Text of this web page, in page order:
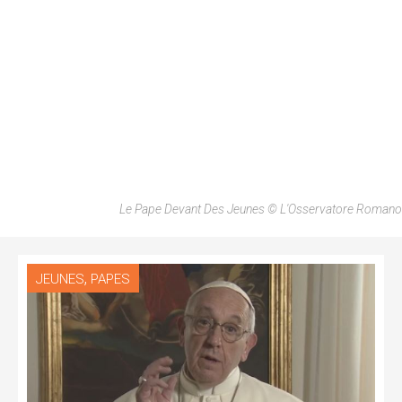
Le Pape Devant Des Jeunes © L'Osservatore Romano
JEUNES, PAPES